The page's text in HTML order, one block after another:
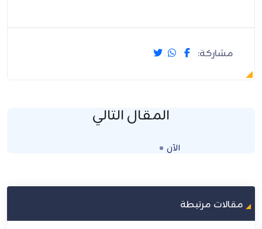
مشاركة:
المقال التالي
الآن Loading...
مقالات مرتبطة